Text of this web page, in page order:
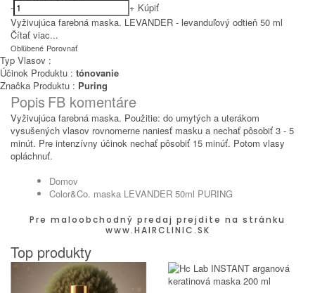
-
+ Kúpiť
Vyživujúca farebná maska. LEVANDER - levanduľový odtieň 50 ml
Čítať viac...
Obľúbené Porovnať
Typ Vlasov :
Účinok Produktu : tónovanie
Značka Produktu : Puring
Popis FB komentáre
Vyživujúca farebná maska. Použitie: do umytých a uterákom
vysušených vlasov rovnomerne naniesť masku a nechať pôsobiť 3 - 5
minút. Pre intenzívny účinok nechať pôsobiť 15 minúť. Potom vlasy
opláchnuť.
Domov
Color&Co. maska LEVANDER 50ml PURING
Pre maloobchodný predaj prejdite na stránku
www.HAIRCLINIC.SK
Top produkty